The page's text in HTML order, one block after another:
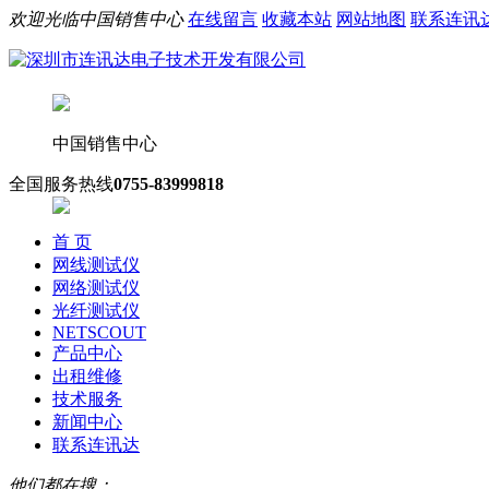
欢迎光临中国销售中心 在线留言 收藏本站 网站地图 联系连讯
中国销售中心
全国服务热线0755-83999818
首 页
网线测试仪
网络测试仪
光纤测试仪
NETSCOUT
产品中心
出租维修
技术服务
新闻中心
联系连讯达
他们都在搜：